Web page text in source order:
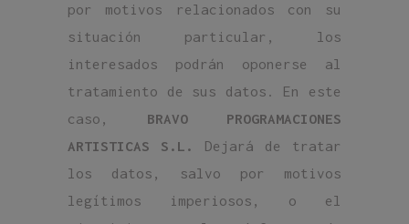
por motivos relacionados con su
situación particular, los
interesados podrán oponerse al
tratamiento de sus datos. En este
caso, BRAVO PROGRAMACIONES
ARTISTICAS S.L. Dejará de tratar
los datos, salvo por motivos
legítimos imperiosos, o el